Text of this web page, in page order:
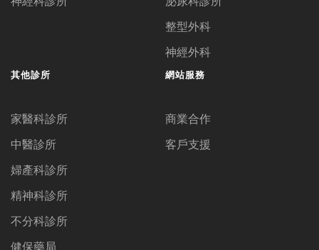
整型外科
神經外科
其他診所
家醫科診所
中醫診所
婦產科診所
精神科診所
不分科診所
健保藥局
網站服務
商業合作
客戶支援